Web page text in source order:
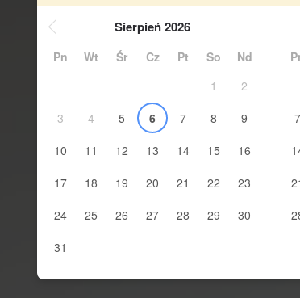
Sierpień 2026
Pn Wt Śr Cz Pt So
Nd
1
2
3
4 5 6 7 8
9
10
11 12 13 14 15
16
17
18 19 20 21 22
23
24
25 26 27 28 29
30
31
7